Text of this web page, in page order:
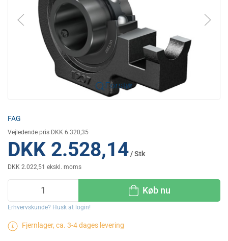
Forstør
FAG
Vejledende pris DKK 6.320,35
DKK 2.528,14/ Stk
DKK 2.022,51 ekskl. moms
Køb nu
Erhvervskunde? Husk at login!
Fjernlager, ca. 3-4 dages levering